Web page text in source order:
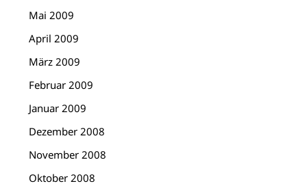
Mai 2009
April 2009
März 2009
Februar 2009
Januar 2009
Dezember 2008
November 2008
Oktober 2008